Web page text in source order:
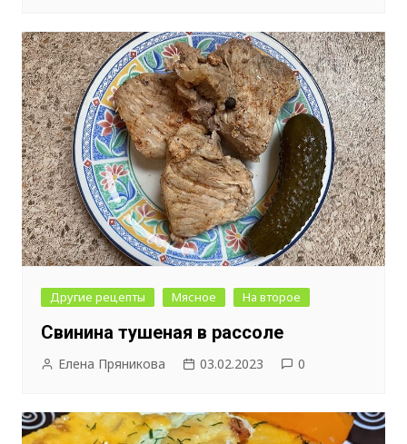
Другие рецепты Мясное На второе
Свинина тушеная в рассоле
Елена Пряникова 03.02.2023 0